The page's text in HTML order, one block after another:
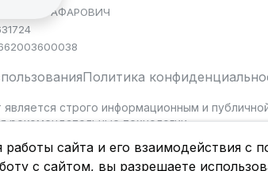
ДИНАР ЯГАФАРОВИЧ
Политика
является строго информационным и
рекомендательные технологии.
работы сайта и его взаимодействия с
с сайтом, вы разрешаете